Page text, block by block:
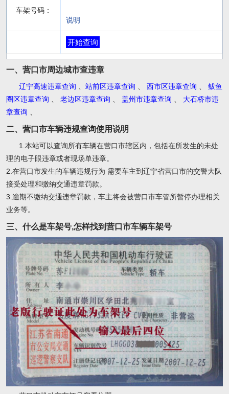
车架号码：
说明
开始查询
一、营口市周边城市查违章
辽宁高速违章查询 站前区违章查询 西市区违章查询
鲅鱼
圈区违章查询
老边区违章查询 盖州市违章查询
大石桥市违
章查询
二、营口市车辆违规查询使用说明
1.本站可以查询所有车辆在营口市辖区内，包括在所发生的未处
理的电子眼违章或者现场单违章。
2.在营口市发生的车辆违规行为 需要车主到辽宁省营口市的交警大队
接受处理和缴纳交通违章罚款。
3.逾期不缴纳交通违章罚款，车主将会被营口市车管所暂停办理相关
业务等。
三、什么是车架号,怎样找到营口市车辆车架号